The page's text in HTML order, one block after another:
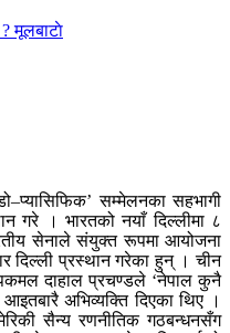
मूलबाटाे
सम्मेलनका सहभागी
गरे । भारतको नयाँ दिल्लीमा ८
सेनाले संयुक्त रूपमा आयोजना
दिल्ली प्रस्थान गरेका हुन् । चीन
दाहाल प्रचण्डले ‘नेपाल कुनै
अभिव्यक्ति दिएका थिए ।
सैन्य रणनीतिक गठबन्धनसँग